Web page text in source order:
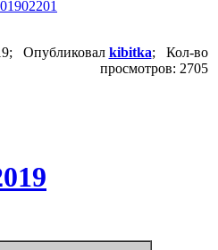
Опубликовал kibitka; Кол-во
просмотров: 2705